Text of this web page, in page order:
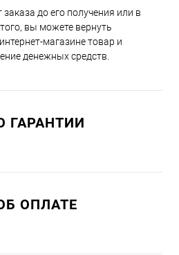
до его получения или в
вы можете вернуть
магазине товар и
денежных средств.
ГАРАНТИИ
ОПЛАТЕ